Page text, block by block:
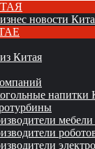
новости
Китая
напитки